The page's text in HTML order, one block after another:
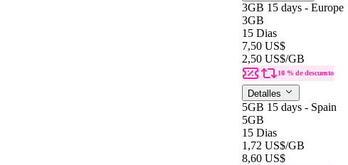
3GB 15 days - Europe
3GB
15 Dias
7,50 US$
2,50 US$/GB
10 % de descuento
Detalles
5GB 15 days - Spain
5GB
15 Dias
1,72 US$/GB
8,60 US$